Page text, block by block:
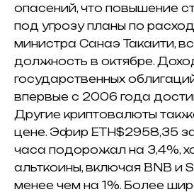
опасений, что повышение
под угрозу планы по
министра Санаэ Такаити,
должность в октябре.
государственных
впервые с 2006 года
Другие криптовалюты
цене. Эфир ETH$2958,35
часа подорожал на 3,4%,
альткоины, включая BNB и
менее чем на 1%. Более